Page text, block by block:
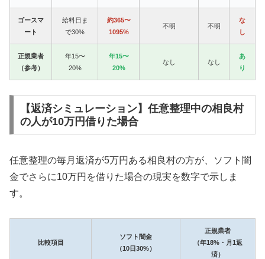
ゴースマ
ート
給料日ま
で30%
約365〜
1095%
不明 不明
な
し
正規業者
（参考）
年15〜
20%
年15〜
20%
なし なし
あ
り
【返済シミュレーション】任意整理中の相良村
の人が10万円借りた場合
任意整理の毎月返済が5万円ある相良村の方が、ソフト闇
金でさらに10万円を借りた場合の現実を数字で示しま
す。
比較項目
ソフト闇金
（10日30%）
正規業者
（年18%・月1返
済）